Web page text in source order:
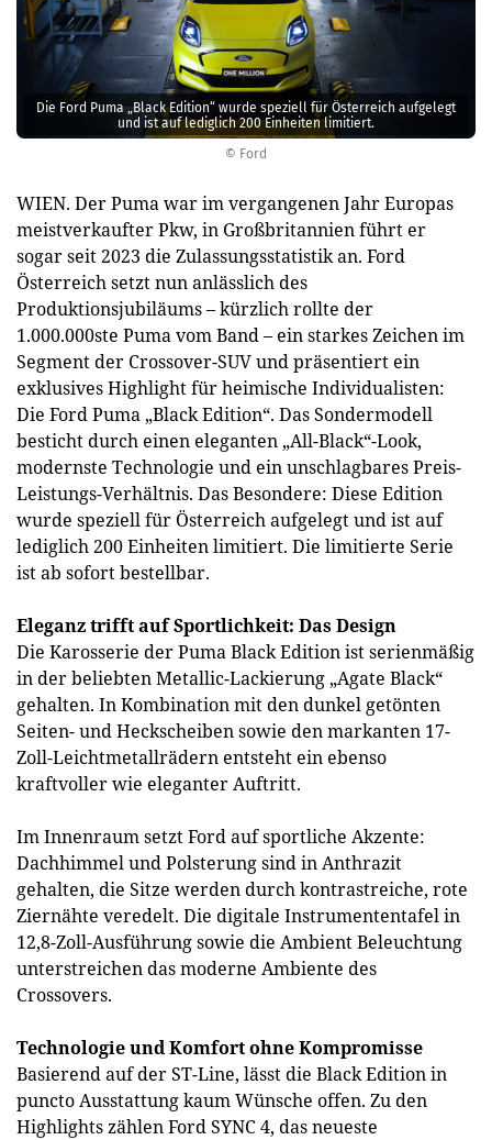
© Ford
Die Ford Puma „Black Edition“ wurde speziell für Österreich aufgelegt
und ist auf lediglich 200 Einheiten limitiert.
WIEN. Der Puma war im vergangenen Jahr Europas
meistverkaufter Pkw, in Großbritannien führt er
sogar seit 2023 die Zulassungsstatistik an. Ford
Österreich setzt nun anlässlich des
Produktionsjubiläums – kürzlich rollte der
1.000.000ste Puma vom Band – ein starkes Zeichen im
Segment der Crossover-SUV und präsentiert ein
exklusives Highlight für heimische Individualisten:
Die Ford Puma „Black Edition“. Das Sondermodell
besticht durch einen eleganten „All-Black“-Look,
modernste Technologie und ein unschlagbares Preis-
Leistungs-Verhältnis. Das Besondere: Diese Edition
wurde speziell für Österreich aufgelegt und ist auf
lediglich 200 Einheiten limitiert. Die limitierte Serie
ist ab sofort bestellbar.
Eleganz trifft auf Sportlichkeit: Das Design
Die Karosserie der Puma Black Edition ist serienmäßig
in der beliebten Metallic-Lackierung „Agate Black“
gehalten. In Kombination mit den dunkel getönten
Seiten- und Heckscheiben sowie den markanten 17-
Zoll-Leichtmetallrädern entsteht ein ebenso
kraftvoller wie eleganter Auftritt.
Im Innenraum setzt Ford auf sportliche Akzente:
Dachhimmel und Polsterung sind in Anthrazit
gehalten, die Sitze werden durch kontrastreiche, rote
Ziernähte veredelt. Die digitale Instrumententafel in
12,8-Zoll-Ausführung sowie die Ambient Beleuchtung
unterstreichen das moderne Ambiente des
Crossovers.
Technologie und Komfort ohne Kompromisse
Basierend auf der ST-Line, lässt die Black Edition in
puncto Ausstattung kaum Wünsche offen. Zu den
Highlights zählen Ford SYNC 4, das neueste